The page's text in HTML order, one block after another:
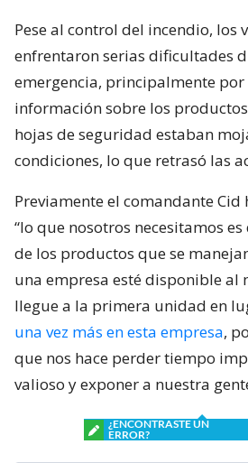
Pese al control del incendio, los
enfrentaron serias dificultades
emergencia, principalmente
información sobre los
hojas de seguridad estaban
condiciones, lo que retrasó las
Previamente el comandante
“lo que nosotros necesitamos
de los productos que se
una empresa esté disponible al
llegue a la primera unidad en
una vez más en esta empresa,
que nos hace perder tiempo
valioso y exponer a nuestra
¿ENCONTRASTE UN
ERROR?